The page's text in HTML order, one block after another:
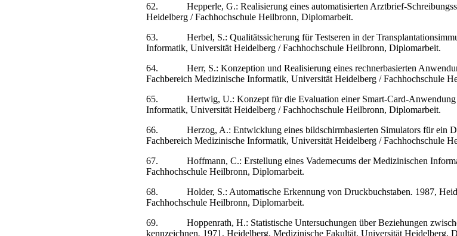
62.
Hepperle, G.: Realisierung eines automatisierten Arztbrief-
Heidelberg / Fachhochschule Heilbronn, Diplomarbeit.
63.
Herbel, S.: Qualitätssicherung für Testseren in der
Informatik, Universität Heidelberg / Fachhochschule Heilbronn, Diplomarbeit.
64.
Herr, S.: Konzeption und Realisierung eines rechnerbasierten
Fachbereich Medizinische Informatik, Universität Heidelberg / Fachhochschule
65.
Hertwig, U.: Konzept für die Evaluation einer Smart-Card-
Informatik, Universität Heidelberg / Fachhochschule Heilbronn, Diplomarbeit.
66.
Herzog, A.: Entwicklung eines bildschirmbasierten Simulators für ein
Fachbereich Medizinische Informatik, Universität Heidelberg / Fachhochschule
67.
Hoffmann, C.: Erstellung eines Vademecums der Medizinischen
Fachhochschule Heilbronn, Diplomarbeit.
68.
Holder, S.: Automatische Erkennung von Druckbuchstaben. 1987,
Fachhochschule Heilbronn, Diplomarbeit.
69.
Hoppenrath, H.: Statistische Untersuchungen über Beziehungen
kennzeichnen. 1971, Heidelberg, Medizinische Fakultät, Universität Heidelberg,